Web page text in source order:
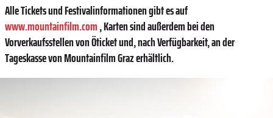
Alle Tickets und Festivalinformationen gibt es auf
www.mountainfilm.com, Karten sind außerdem bei den
Vorverkaufsstellen von Öticket und, nach Verfügbarkeit, an der
Tageskasse von Mountainfilm Graz erhältlich.